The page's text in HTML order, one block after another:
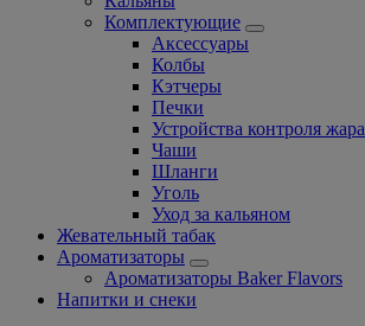
Комплектующие
Аксессуары
Колбы
Кэтчеры
Печки
Устройства контроля жара
Чаши
Шланги
Уголь
Уход за кальяном
Жевательный табак
Ароматизаторы
Ароматизаторы Baker Flavors
Напитки и снеки